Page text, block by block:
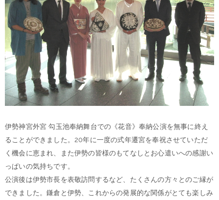
伊勢神宮外宮 勾玉池奉納舞台での《花音》奉納公演を無事に終え
ることができました。20年に一度の式年遷宮を奉祝させていただ
く機会に恵まれ、また伊勢の皆様のもてなしとお心遣いへの感謝い
っぱいの気持ちです。
公演後は伊勢市長を表敬訪問するなど、たくさんの方々とのご縁が
できました。鎌倉と伊勢、これからの発展的な関係がとても楽しみ